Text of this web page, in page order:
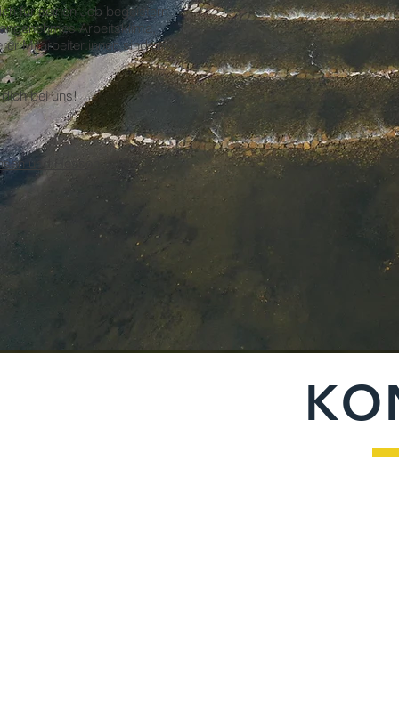
für seinen Job begeistern
Arbeitsklima,
Mitarbeiter:innen sind uns
bei uns!
und Hessen: